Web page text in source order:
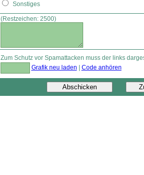
Sonstiges
(Restzeichen: 2500)
Zum Schutz vor Spamattacken muss der links
Grafik neu laden
Code anhören